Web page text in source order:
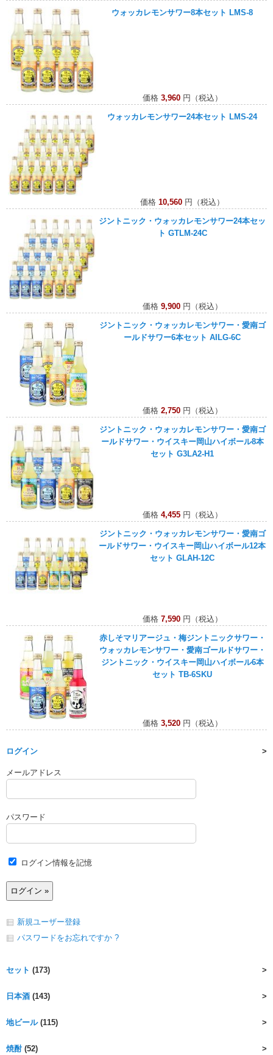
ウォッカレモンサワー8本セット LMS-8
価格 3,960円（税込）
ウォッカレモンサワー24本セット LMS-24
価格 10,560 円（税込）
ジントニック・ウォッカレモンサワー24本セッ
ト GTLM-24C
価格 9,900円（税込）
ジントニック・ウォッカレモンサワー・愛南ゴ
ールドサワー6本セット AILG-6C
価格 2,750円（税込）
ジントニック・ウォッカレモンサワー・愛南ゴ
ールドサワー・ウイスキー岡山ハイボール8本
セット G3LA2-H1
価格 4,455円（税込）
ジントニック・ウォッカレモンサワー・愛南ゴ
ールドサワー・ウイスキー岡山ハイボール12本
セット GLAH-12C
価格 7,590円（税込）
赤しそマリアージュ・梅ジントニックサワー・
ウォッカレモンサワー・愛南ゴールドサワー・
ジントニック・ウイスキー岡山ハイボール6本
セット TB-6SKU
価格 3,520円（税込）
ログイン
メールアドレス
パスワード
ログイン情報を記憶
新規ユーザー登録
パスワードをお忘れですか ?
セット (173)
日本酒 (143)
地ビール(115)
焼酎(52)